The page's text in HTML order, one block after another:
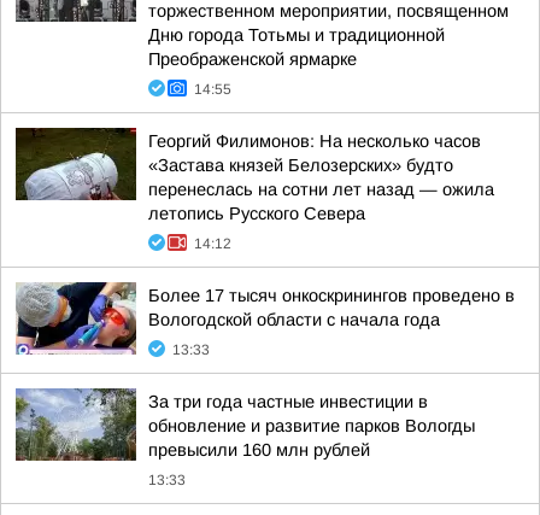
торжественном мероприятии, посвященном
Дню города Тотьмы и традиционной
Преображенской ярмарке
14:55
Георгий Филимонов: На несколько часов
«Застава князей Белозерских» будто
перенеслась на сотни лет назад — ожила
летопись Русского Севера
14:12
Более 17 тысяч онкоскринингов проведено в
Вологодской области с начала года
13:33
За три года частные инвестиции в
обновление и развитие парков Вологды
превысили 160 млн рублей
13:33